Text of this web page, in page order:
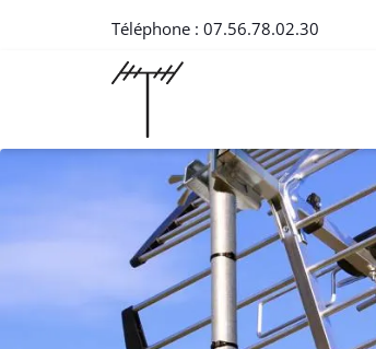
Téléphone : 07.56.78.02.30